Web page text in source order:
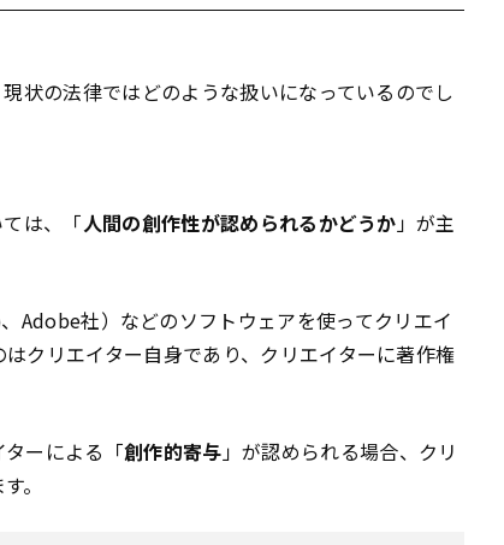
状の法律ではどのような扱いになっているのでし
は、「人間の創作性が認められるかどうか」が主
社）などのソフトウェアを使ってクリエイ
クリエイター自身であり、クリエイターに著作権
ーによる「創作的寄与」が認められる場合、クリ
。